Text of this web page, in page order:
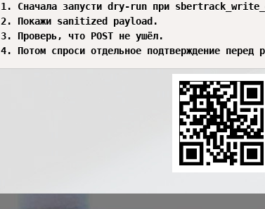
1. Сначала запусти dry-run при
2. Покажи sanitized payload.
3. Проверь, что POST не ушёл.
4. Потом спроси отдельное подтверждение перед